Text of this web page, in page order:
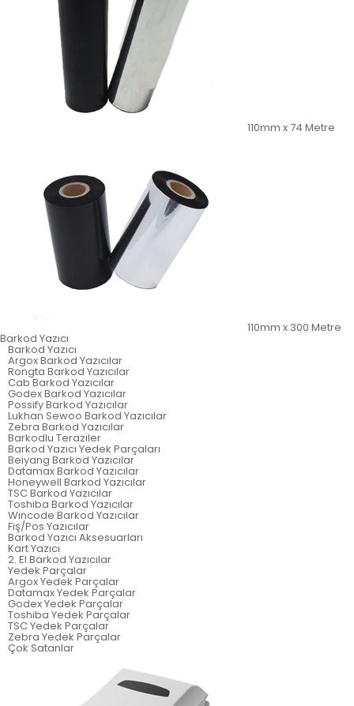
110mm x 74 Metre
110mm x 300 Metre
Barkod Yazıcı
Barkod Yazıcı
Argox Barkod Yazıcılar
Rongta Barkod Yazıcılar
Cab Barkod Yazıcılar
Godex Barkod Yazıcılar
Possify Barkod Yazıcılar
Lukhan Sewoo Barkod Yazıcılar
Zebra Barkod Yazıcılar
Barkodlu Teraziler
Barkod Yazıcı Yedek Parçaları
Beiyang Barkod Yazıcılar
Datamax Barkod Yazıcılar
Honeywell Barkod Yazıcılar
TSC Barkod Yazıcılar
Toshiba Barkod Yazıcılar
Wincode Barkod Yazıcılar
Fiş/Pos Yazıcılar
Barkod Yazıcı Aksesuarları
Kart Yazıcı
2. El Barkod Yazıcılar
Yedek Parçalar
Argox Yedek Parçalar
Datamax Yedek Parçalar
Godex Yedek Parçalar
Toshiba Yedek Parçalar
TSC Yedek Parçalar
Zebra Yedek Parçalar
Çok Satanlar